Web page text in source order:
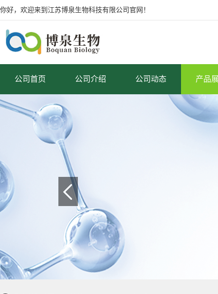
你好，欢迎来到江苏博泉生物科技有限公司官网！
公司首页 公司介绍 公司动态 产品